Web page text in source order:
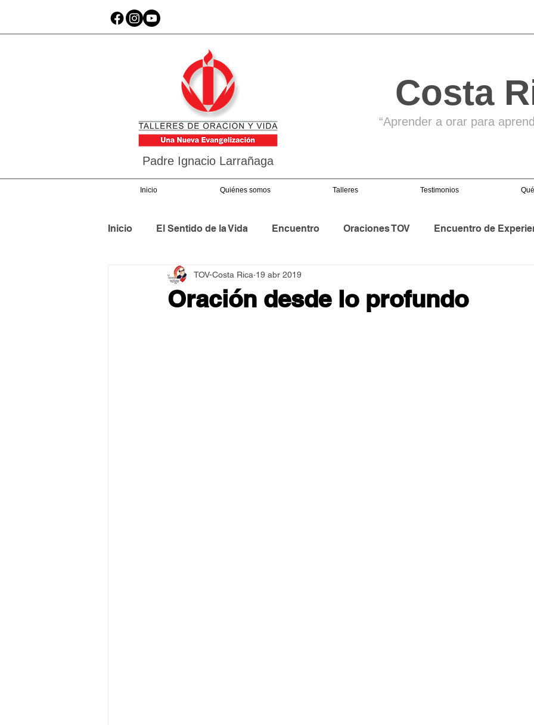
Padre Ignacio Larrañaga
Costa
“Aprender a orar para
Inicio Quiénes somos Talleres Testimonios
Inicio El Sentido de la Vida Encuentro Oraciones TOV Encuentro de
Asamblea Internacional 2018 Asamblea Nacional
Oración desde lo profundo
TOV-Costa Rica 19 abr 2019